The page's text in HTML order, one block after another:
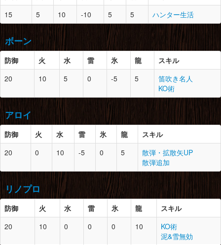
暖かい毛皮×2
腕
2
鋼のたまご×1
甲虫の大顎×1
とがった牙×3
脚
5 0
鋼のたまご×1
モンスターの体液×1
ジャギィの鱗×3
15
5 10 -10 5 5 ハンター生活
防御 スロット
必要素材
頭
3 1
マカライト鉱石×1
鉄鉱石×1
のりこねバッタ×2
胴
1
鉄鉱石×2
ジャギィの鱗×1
竜骨【小】×2
腕
5 1
大地の結晶×1
ジャギィの鱗×2
腰
3
マカライト鉱石×2
鉄鉱石×1
のりこねバッタ×1
脚
3 0
鉄鉱石×1
大地の結晶×1
竜骨【小】×2
ボーン
防御 火 水 雷 氷 龍
スキル
20
10 5 0 -5 5
笛吹き名人
KO術
防御 スロット
必要素材
頭
4 0
なぞの骨×2
甲虫の大顎×1
胴
4
なぞの骨×2
大きな骨×1
甲虫の腹袋×2
腕
3 1
なぞの骨×2
竜骨【小】×2
モンスターの体液×2
腰
1
なぞの骨×2
竜骨【小】×2
とがった牙×2
アロイ
防御 火 水 雷 氷 龍
スキル
20
0 10 -5 0 5
散弾・拡散矢UP
散弾追加
防御 スロット
必要素材
頭
4 1
マカライト鉱石×3
大地の結晶×3
胴
4 1
マカライト鉱石×3
竜骨【小】×2
鉄鉱石×2
マカライト鉱石×2
リノプロ
防御 火 水 雷 氷 龍
スキル
20
10 0 0 0 10
KO術
泥&雪無効
防御 スロット
必要素材